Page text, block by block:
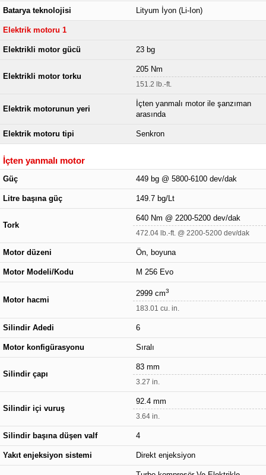
Batarya teknolojisi Lityum İyon (Li-Ion)
Elektrik motoru 1
Elektrikli motor gücü 23 bg
Elektrikli motor torku
205 Nm
151.2 lb.-ft.
Elektrik motorunun yeri
İçten yanmalı motor ile şanzıman
arasında
Elektrik motoru tipi Senkron
İçten yanmalı motor
Güç 449 bg @ 5800-6100 dev/dak
Litre başına güç 149.7 bg/Lt
Tork
640 Nm @ 2200-5200 dev/dak
472.04 lb.-ft. @ 2200-5200 dev/dak
Motor düzeni Ön, boyuna
Motor Modeli/Kodu M 256 Evo
Motor hacmi
2999 cm3
183.01 cu. in.
Silindir Adedi 6
Motor konfigürasyonu Sıralı
Silindir çapı
83 mm
3.27 in.
Silindir içi vuruş
92.4 mm
3.64 in.
Silindir başına düşen valf 4
Yakıt enjeksiyon sistemi Direkt enjeksiyon